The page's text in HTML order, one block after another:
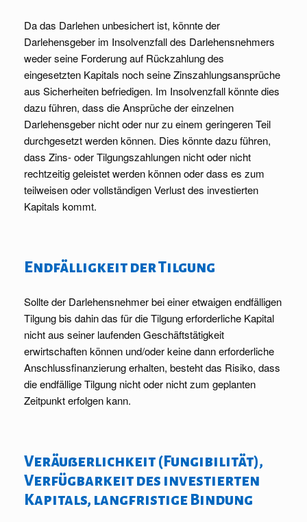
Da das Darlehen unbesichert ist, könnte der
Darlehensgeber im Insolvenzfall des Darlehensnehmers
weder seine Forderung auf Rückzahlung des
eingesetzten Kapitals noch seine Zinszahlungsansprüche
aus Sicherheiten befriedigen. Im Insolvenzfall könnte dies
dazu führen, dass die Ansprüche der einzelnen
Darlehensgeber nicht oder nur zu einem geringeren Teil
durchgesetzt werden können. Dies könnte dazu führen,
dass Zins- oder Tilgungszahlungen nicht oder nicht
rechtzeitig geleistet werden können oder dass es zum
teilweisen oder vollständigen Verlust des investierten
Kapitals kommt.
Endfälligkeit der Tilgung
Sollte der Darlehensnehmer bei einer etwaigen endfälligen
Tilgung bis dahin das für die Tilgung erforderliche Kapital
nicht aus seiner laufenden Geschäftstätigkeit
erwirtschaften können und/oder keine dann erforderliche
Anschlussfinanzierung erhalten, besteht das Risiko, dass
die endfällige Tilgung nicht oder nicht zum geplanten
Zeitpunkt erfolgen kann.
Veräußerlichkeit (Fungibilität),
Verfügbarkeit des investierten
Kapitals, langfristige Bindung